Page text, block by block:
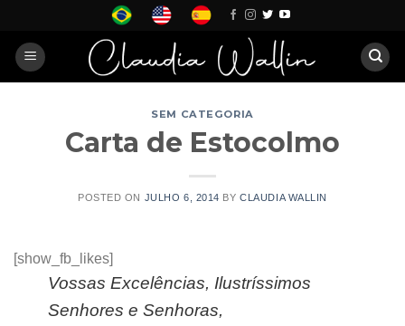
content
SEM CATEGORIA
Carta de Estocolmo
POSTED ON JULHO 6, 2014 BYCLAUDIA WALLIN
[show_fb_likes]
Vossas Excelências, Ilustríssimos
Senhores e Senhoras,